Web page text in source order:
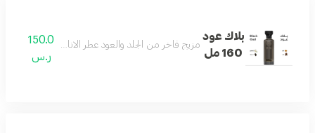
بلاك عود
160 مل
مزيج فاخر من الجلد والعود عطر الاناقه والفخامه
150.0
ر.س